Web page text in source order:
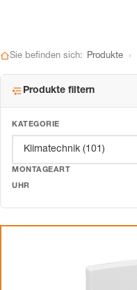
Sie befinden sich: Produkte ›
Produkte filtern
KATEGORIE
MONTAGEART
UHR